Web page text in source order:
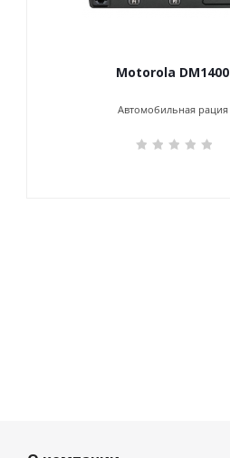
Motorola DM1400
Автомобильная рация